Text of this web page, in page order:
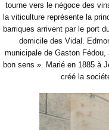
tourne vers le négoce des
la viticulture représente la
barriques arrivent par le port
domicile des Vidal.
municipale de Gaston
bon sens ». Marié en 1885 à
créé la